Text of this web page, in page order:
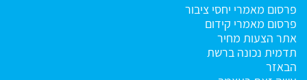
פרסום מאמרי יחסי ציבור
פרסום מאמרי קידום
אתר הצעות מחיר
תדמית נכונה ברשת
הבאזר